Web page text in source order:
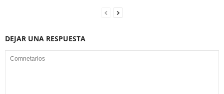
DEJAR UNA RESPUESTA